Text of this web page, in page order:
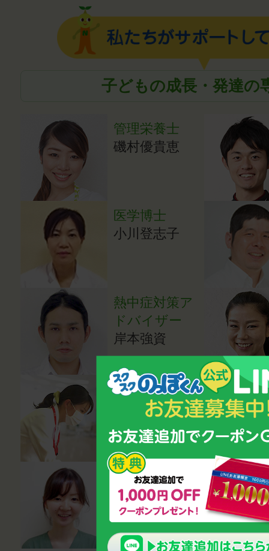
子どもの成長・発達の
管理栄養士
磯村優貴恵
医学博士
小川登志子
熱中症対策ア
ドバイザー
岸本強資
医師（内科
成田亜希子
医師（小児科
医）
湯田貴江